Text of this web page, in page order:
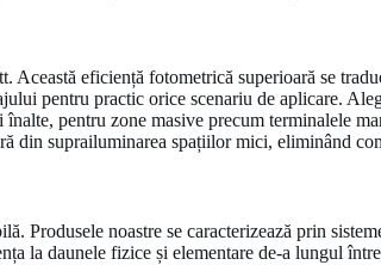
eficiență fotometrică superioară se
pentru practic orice scenariu de aplicare.
pentru zone masive precum terminalele
din suprailuminarea spațiilor mici, eliminând
Produsele noastre se caracterizează prin
la daunele fizice și elementare de-a lungul